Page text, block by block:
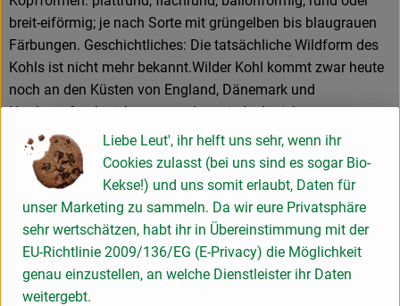
breit-eiförmig; je nach Sorte mit grüngelben bis blaugrauen
Färbungen. Geschichtliches: Die tatsächliche Wildform des
Kohls ist nicht mehr bekannt.Wilder Kohl kommt zwar heute
noch an den Küsten von England, Dänemark und
Nordwestfrankreich vor, man kann jedoch nicht
auszuschließen, daß es sich hierbei um verwilderten
Kulturkohl handelt Der erste Kohlanbau liegt zweifelsfrei im
mediteranen Raum.Er läßt sich bis in das 4.Jahrh. v.d.Z.
belegen. Heute gehören die Kopfkohlarten in vielen Länder
zu den wichtigsten Gemüsearten. Verwendung: Die
bekannteste Zubereitung von Weißkohl ist sicher das
Sauerkraut. Es eignet sich aber auch ausgezeichnet für
Suppen und Eintöpfe, Beilagen, Mischgemüsen, Rouladen,
Liebe Leut', ihr helft uns sehr, wenn ihr
Cookies zulasst (bei uns sind es sogar Bio-
Kekse!) und uns somit erlaubt, Daten für
unser Marketing zu sammeln. Da wir eure Privatsphäre
sehr wertschätzen, habt ihr in Übereinstimmung mit der
EU-Richtlinie 2009/136/EG (E-Privacy) die Möglichkeit
genau einzustellen, an welche Dienstleister ihr Daten
weitergebt.